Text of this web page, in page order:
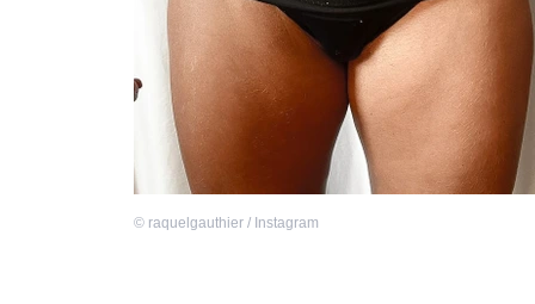
© raquelgauthier / Instagram